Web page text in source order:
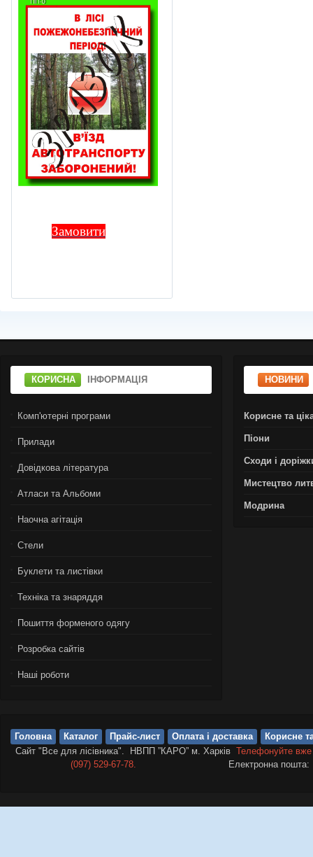
Замовити
КОРИСНА ІНФОРМАЦІЯ
Комп'ютерні програми
Прилади
Довідкова література
Атласи та Альбоми
Наочна агітація
Стели
Буклети та листівки
Техніка та знаряддя
Пошиття форменого одягу
Розробка сайтів
Нашi роботи
НОВИНИ
Корисне та
Піони
Сходи і
Мистецтво
Модрина
Головна Каталог Прайс-лист Оплата і доставка
Корисне
Сайт "Все для лісівника". НВПП ”КАРО” м. Харків Телефонуйте
(097) 529-67-78.
Електронна